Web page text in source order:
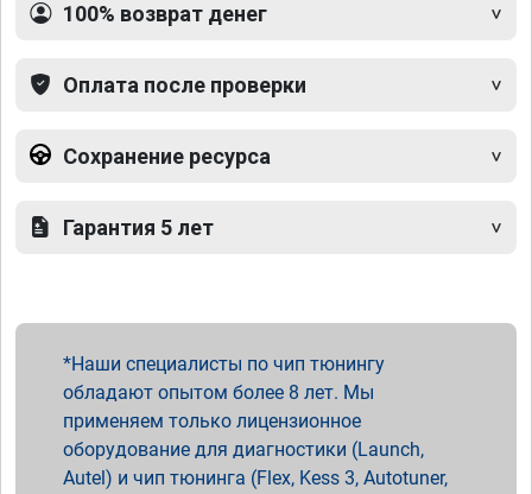
100% возврат денег
Оплата после проверки
Сохранение ресурса
Гарантия 5 лет
Наши специалисты по чип тюнингу
обладают опытом более 8 лет. Мы
применяем только лицензионное
оборудование для диагностики (Launch,
Autel) и чип тюнинга (Flex, Kess 3, Autotuner,